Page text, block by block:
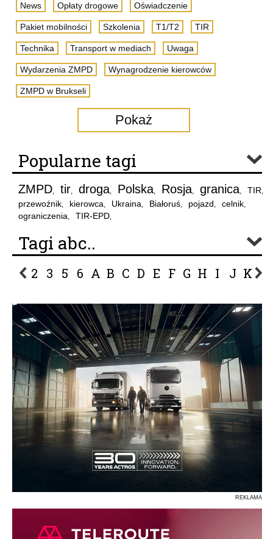
News Opłaty drogowe Oświadczenie
Pakiet mobilności Szkolenia T1/T2 TIR
Technika Transport w mediach Uwaga
Wydarzenia ZMPD Wynagrodzenie kierowców
ZMPD w Brukseli
Pokaż
Popularne tagi
ZMPD, tir, droga, Polska, Rosja, granica, TIR,
przewoźnik, kierowca, Ukraina, Białoruś, pojazd, celnik,
ograniczenia, TIR-EPD,
Tagi abc..
2 3 5 6 A B C D E F G H I J K L
REKLAMA